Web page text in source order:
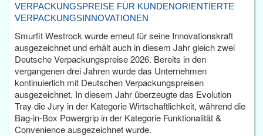
VERPACKUNGSPREISE FÜR KUNDENORIENTIERTE
VERPACKUNGSINNOVATIONEN
Smurfit Westrock wurde erneut für seine Innovationskraft
ausgezeichnet und erhält auch in diesem Jahr gleich zwei
Deutsche Verpackungspreise 2026. Bereits in den
vergangenen drei Jahren wurde das Unternehmen
kontinuierlich mit Deutschen Verpackungspreisen
ausgezeichnet. In diesem Jahr überzeugte das Evolution
Tray die Jury in der Kategorie Wirtschaftlichkeit, während die
Bag-in-Box Powergrip in der Kategorie Funktionalität &
Convenience ausgezeichnet wurde.